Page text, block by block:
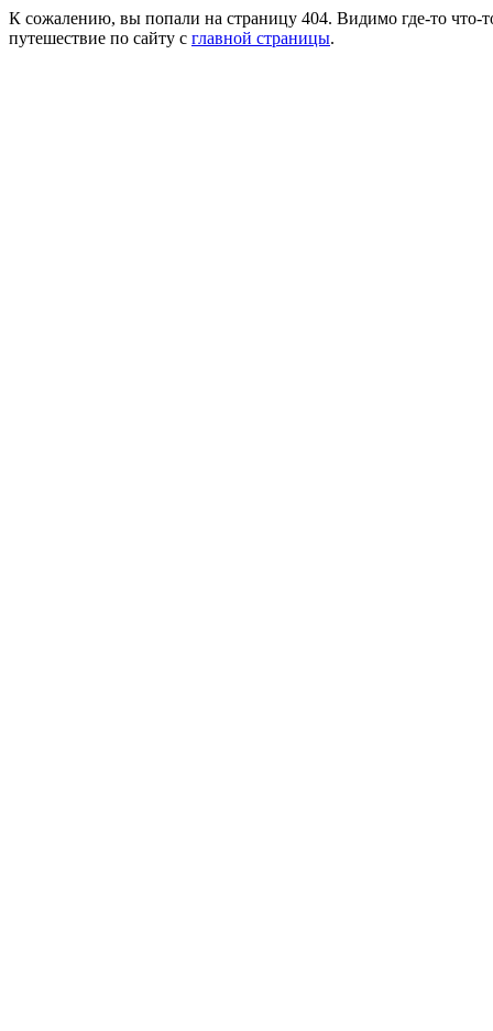
К сожалению, вы попали на страницу 404. Видимо где-то что-
путешествие по сайту с главной страницы.